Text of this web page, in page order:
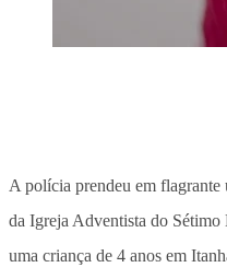
A polícia prendeu em flagrante
da Igreja Adventista do
uma criança de 4 anos em